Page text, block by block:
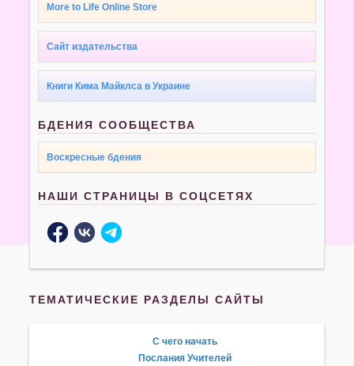
More to Life Online Store
Сайт издательства
Книги Кима Майклса в Украине
БДЕНИЯ СООБЩЕСТВА
Воскресные бдения
НАШИ СТРАНИЦЫ В СОЦСЕТЯХ
ТЕМАТИЧЕСКИЕ РАЗДЕЛЫ САЙТЫ
С чего начать
Послания Учителей